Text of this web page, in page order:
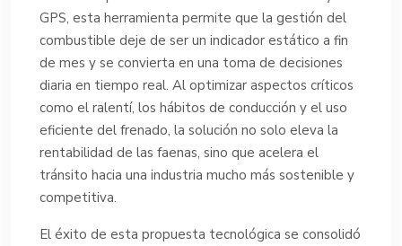
GPS, esta herramienta permite que la gestión del
combustible deje de ser un indicador estático a fin
de mes y se convierta en una toma de decisiones
diaria en tiempo real. Al optimizar aspectos críticos
como el ralentí, los hábitos de conducción y el uso
eficiente del frenado, la solución no solo eleva la
rentabilidad de las faenas, sino que acelera el
tránsito hacia una industria mucho más sostenible y
competitiva.
El éxito de esta propuesta tecnológica se consolidó